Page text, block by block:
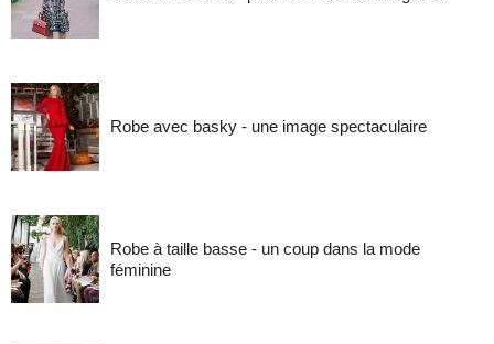
Robe avec basky - une image spectaculaire
Robe à taille basse - un coup dans la mode
féminine